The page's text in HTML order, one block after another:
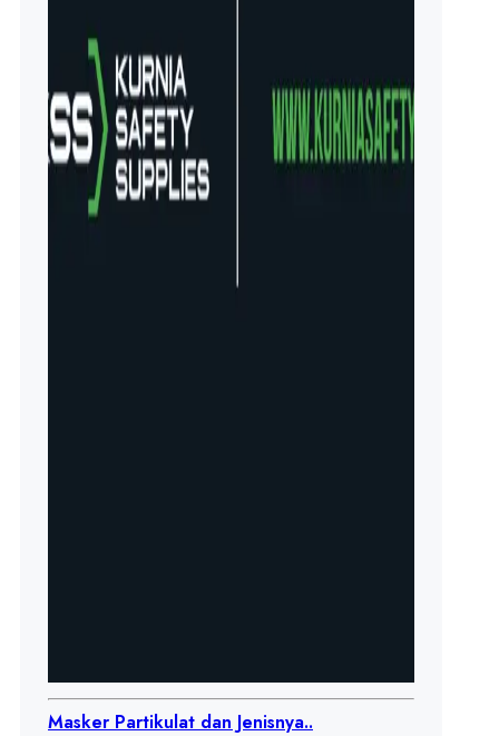
Masker Partikulat dan Jenisnya..